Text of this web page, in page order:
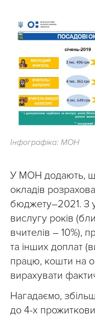
Інфографіка: МОН
У МОН додають,
окладів
бюджету–2021. З
вислугу років
вчителів – 10%),
та інших доплат
працю, кошти на
вирахувати
Нагадаємо,
до 4-х